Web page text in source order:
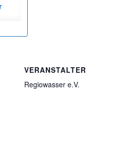
VERANSTALTER
Regiowasser e.V.